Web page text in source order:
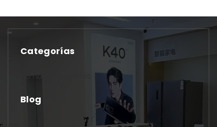
Categorías
No hay categorías
Blog